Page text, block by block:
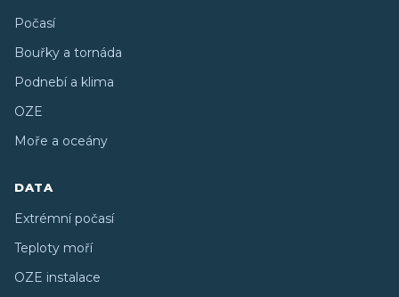
Počasí
Bouřky a tornáda
Podnebí a klima
OZE
Moře a oceány
DATA
Extrémní počasí
Teploty moří
OZE instalace